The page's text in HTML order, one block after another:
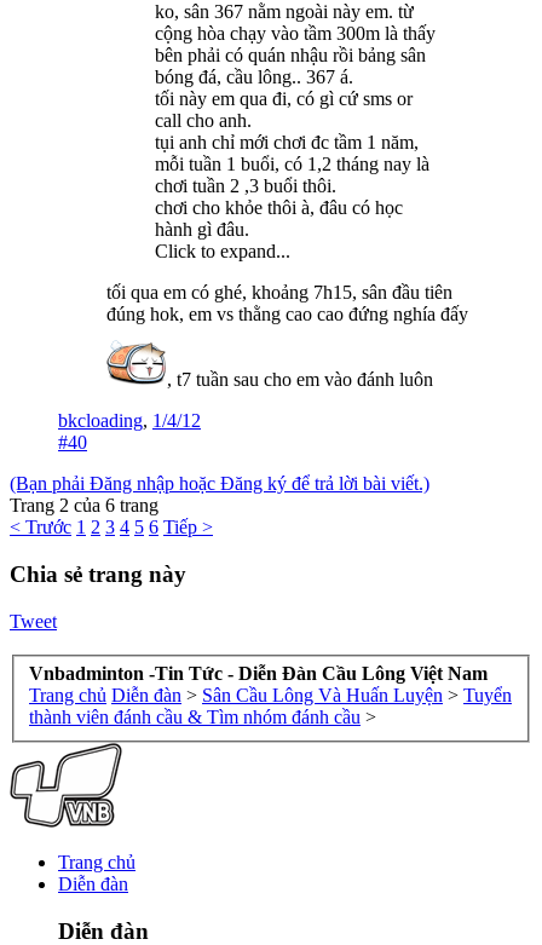
ko, sân 367 nằm ngoài này em. từ
cộng hòa chạy vào tầm 300m là thấy
bên phải có quán nhậu rồi bảng sân
bóng đá, cầu lông.. 367 á.
tối này em qua đi, có gì cứ sms or
call cho anh.
tụi anh chỉ mới chơi đc tầm 1 năm,
mỗi tuần 1 buổi, có 1,2 tháng nay là
chơi tuần 2 ,3 buổi thôi.
chơi cho khỏe thôi à, đâu có học
hành gì đâu.
Click to expand...
tối qua em có ghé, khoảng 7h15, sân đầu tiên
đúng hok, em vs thằng cao cao đứng nghía đấy
, t7 tuần sau cho em vào đánh luôn
bkcloading, 1/4/12
#40
(Bạn phải Đăng nhập hoặc Đăng ký để trả lời bài viết.)
Trang 2 của 6 trang
< Trước 1 2 3 4 5 6 Tiếp >
Chia sẻ trang này
Tweet
Vnbadminton -Tin Tức - Diễn Đàn Cầu Lông Việt Nam
Trang chủ Diễn đàn > Sân Cầu Lông Và Huấn Luyện > Tuyển
thành viên đánh cầu & Tìm nhóm đánh cầu >
Trang chủ
Diễn đàn
Diễn đàn